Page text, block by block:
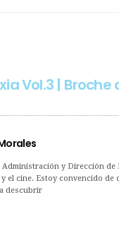
Vol.3 |
y Dirección de
el cine. Estoy convencido de
descubrir